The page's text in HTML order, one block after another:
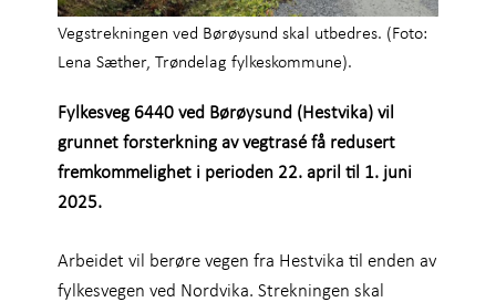
Vegstrekningen ved Børøysund skal utbedres. (Foto:
Lena Sæther, Trøndelag fylkeskommune).
Fylkesveg 6440 ved Børøysund (Hestvika) vil
grunnet forsterkning av vegtrasé få redusert
fremkommelighet i perioden 22. april til 1. juni
2025.
Arbeidet vil berøre vegen fra Hestvika til enden av
fylkesvegen ved Nordvika. Strekningen skal